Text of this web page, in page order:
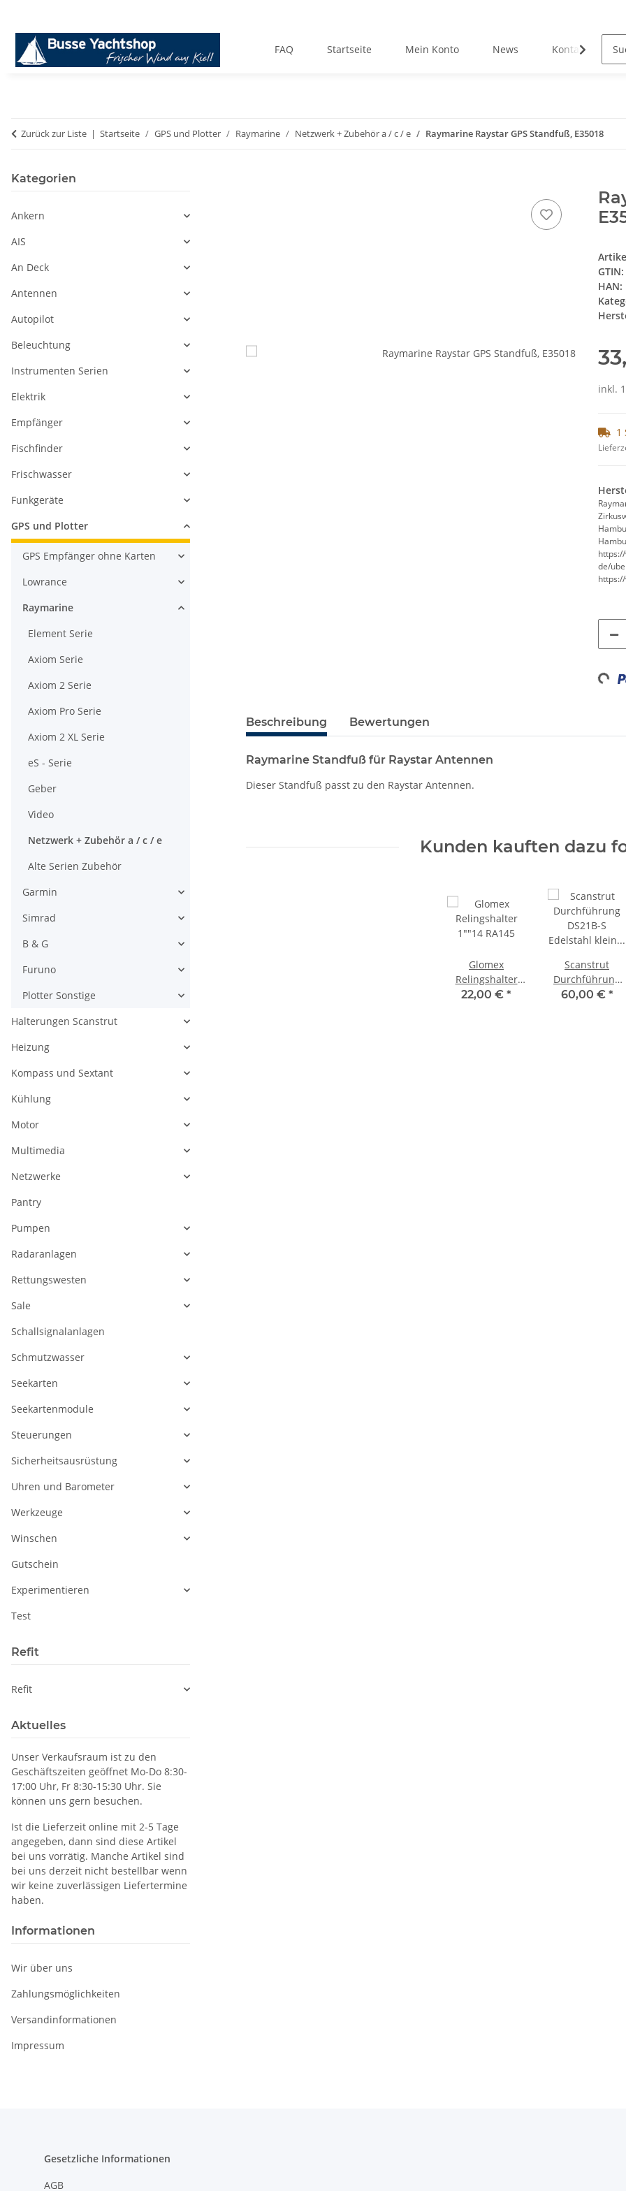
FAQ Startseite Mein Konto News Kontakt
Zurück zur Liste Startseite GPS und Plotter Raymarine Netzwerk + Zubehör a / c / e Raymarine Raystar GPS Standfuß, E35018
GTIN:
HAN:
inkl.
1
de/
Beschreibung Bewertungen
Raymarine Standfuß für Raystar Antennen
Dieser Standfuß passt zu den Raystar Antennen.
Kunden kauften dazu
Glomex
Relingshalter
1""14 RA145
22,00 € *
Scanstrut
Durchführung
DS21B-S
60,00 € *
Kategorien
Ankern
AIS
An Deck
Antennen
Autopilot
Beleuchtung
Instrumenten Serien
Elektrik
Empfänger
Fischfinder
Frischwasser
Funkgeräte
GPS und Plotter
GPS Empfänger ohne Karten
Lowrance
Raymarine
Element Serie
Axiom Serie
Axiom 2 Serie
Axiom Pro Serie
Axiom 2 XL Serie
eS - Serie
Geber
Video
Netzwerk + Zubehör a / c / e
Alte Serien Zubehör
Garmin
Simrad
B & G
Furuno
Plotter Sonstige
Halterungen Scanstrut
Heizung
Kompass und Sextant
Kühlung
Motor
Multimedia
Netzwerke
Pantry
Pumpen
Radaranlagen
Rettungswesten
Sale
Schallsignalanlagen
Schmutzwasser
Seekarten
Seekartenmodule
Steuerungen
Sicherheitsausrüstung
Uhren und Barometer
Werkzeuge
Winschen
Gutschein
Experimentieren
Test
Refit
Refit
Aktuelles
Unser Verkaufsraum ist zu den
Geschäftszeiten geöffnet Mo-Do 8:30-
17:00 Uhr, Fr 8:30-15:30 Uhr. Sie
können uns gern besuchen.
Ist die Lieferzeit online mit 2-5 Tage
angegeben, dann sind diese Artikel
bei uns vorrätig. Manche Artikel sind
bei uns derzeit nicht bestellbar wenn
wir keine zuverlässigen Liefertermine
haben.
Informationen
Wir über uns
Zahlungsmöglichkeiten
Versandinformationen
Impressum
Gesetzliche Informationen
AGB